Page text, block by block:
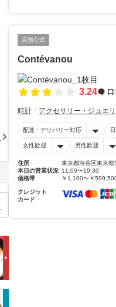
店舗公式
Contévanou
3.24 口
時計 アクセサリー・ジュエ
配達・デリバリー対応
女性歓迎 男性歓迎
住所
東京都渋谷区東京
本日の営業状況 11:00〜19:30
価格帯
￥1,100〜￥
クレジット
カード